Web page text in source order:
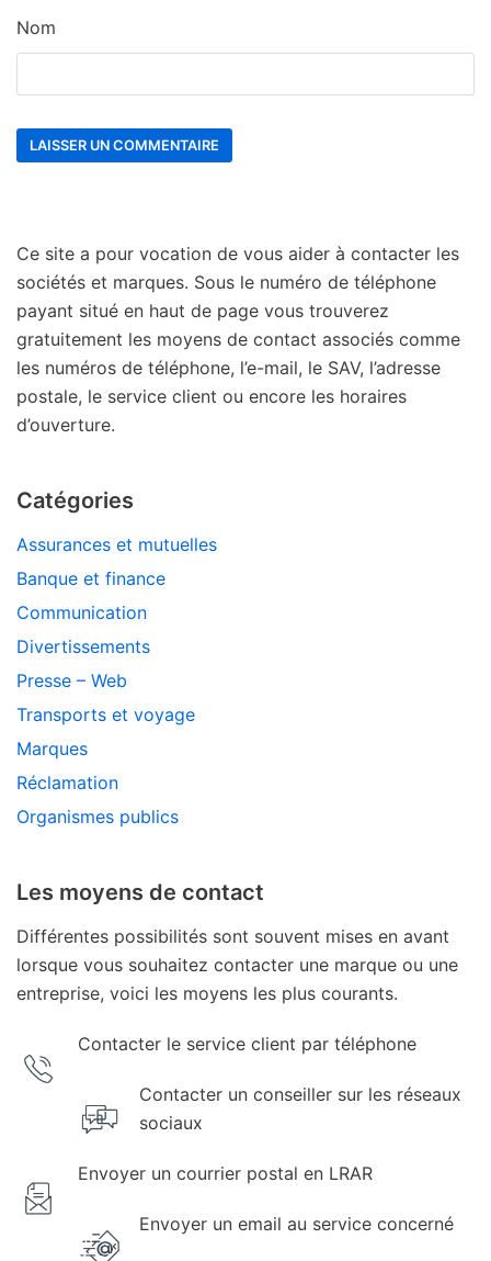
Nom
Ce site a pour vocation de vous aider à contacter les
sociétés et marques. Sous le numéro de téléphone
payant situé en haut de page vous trouverez
gratuitement les moyens de contact associés comme
les numéros de téléphone, l’e-mail, le SAV, l’adresse
postale, le service client ou encore les horaires
d’ouverture.
Catégories
Assurances et mutuelles
Banque et finance
Communication
Divertissements
Presse – Web
Transports et voyage
Marques
Réclamation
Organismes publics
Les moyens de contact
Différentes possibilités sont souvent mises en avant
lorsque vous souhaitez contacter une marque ou une
entreprise, voici les moyens les plus courants.
Contacter le service client par téléphone
Contacter un conseiller sur les réseaux
sociaux
Envoyer un courrier postal en LRAR
Envoyer un email au service concerné